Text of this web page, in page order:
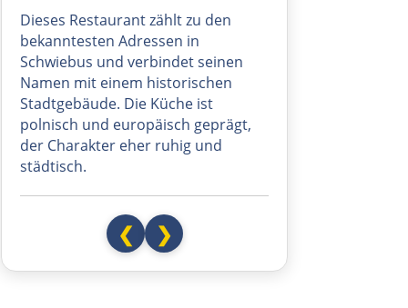
Esztergom
Budapest
Jászberény
Tiszafüred
Rumänien Ost
Dieses Restaurant zählt zu den
bekanntesten Adressen in
Schwiebus und verbindet seinen
Namen mit einem historischen
Stadtgebäude. Die Küche ist
polnisch und europäisch geprägt,
der Charakter eher ruhig und
städtisch.
❮ ❯